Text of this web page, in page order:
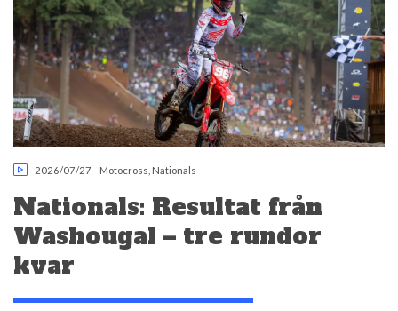
2026/07/27 - Motocross Nationals
Nationals: Resultat från
Washougal – tre rundor
kvar